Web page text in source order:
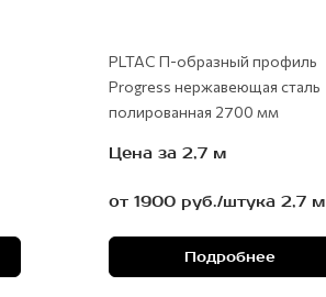
PLTAC П-образный профиль
Progress нержавеющая сталь
полированная 2700 мм
Цена за 2,7 м
от 1900 руб./штука 2,7 м
Подробнее